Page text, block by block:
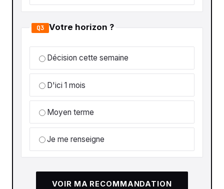
Q3 Votre horizon ?
Décision cette semaine
D'ici 1 mois
Moyen terme
Je me renseigne
VOIR MA RECOMMANDATION